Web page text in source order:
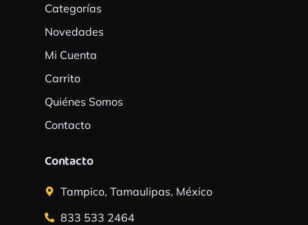
Categorías
Novedades
Mi Cuenta
Carrito
Quiénes Somos
Contacto
Contacto
Tampico, Tamaulipas, México
833 533 2464